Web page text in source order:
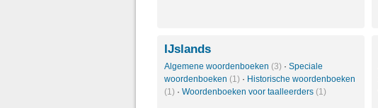
IJslands
Algemene woordenboeken (3) · Speciale
woordenboeken (1) · Historische woordenboeken
(1) · Woordenboeken voor taalleerders (1)